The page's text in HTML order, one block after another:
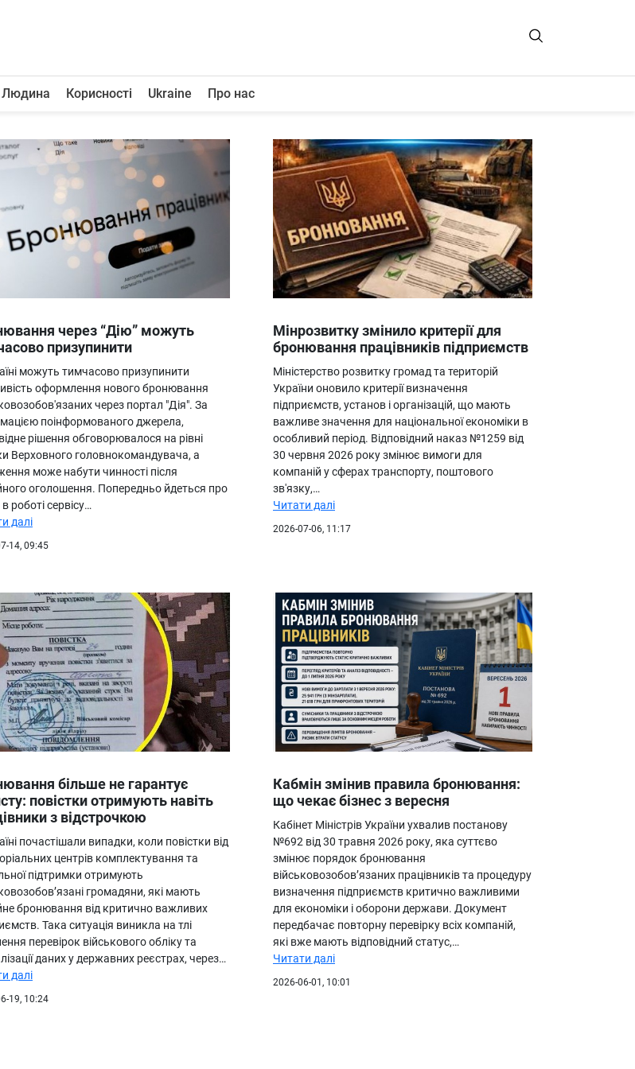
Людина Корисності Ukraine Про нас
через “Дію” можуть
призупинити
можуть тимчасово призупинити
оформлення нового бронювання
через портал "Дія". За
поінформованого джерела,
рішення обговорювалося на рівні
Верховного головнокомандувача, а
може набути чинності після
оголошення. Попередньо йдеться про
роботі сервісу…
далі
14, 09:45
Мінрозвитку змінило критерії для
бронювання працівників підприємств
Міністерство розвитку громад та територій
України оновило критерії визначення
підприємств, установ і організацій, що мають
важливе значення для національної економіки в
особливий період. Відповідний наказ №1259 від
30 червня 2026 року змінює вимоги для
компаній у сферах транспорту, поштового
зв'язку,…
Читати далі
2026-07-06, 11:17
більше не гарантує
повістки отримують навіть
з відстрочкою
почастішали випадки, коли повістки від
центрів комплектування та
підтримки отримують
громадяни, які мають
бронювання від критично важливих
Така ситуація виникла на тлі
перевірок військового обліку та
даних у державних реєстрах, через…
далі
19, 10:24
Кабмін змінив правила бронювання:
що чекає бізнес з вересня
Кабінет Міністрів України ухвалив постанову
№692 від 30 травня 2026 року, яка суттєво
змінює порядок бронювання
військовозобов’язаних працівників та процедуру
визначення підприємств критично важливими
для економіки і оборони держави. Документ
передбачає повторну перевірку всіх компаній,
які вже мають відповідний статус,…
Читати далі
2026-06-01, 10:01